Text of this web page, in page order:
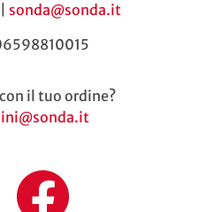
sonda@sonda.it
il tuo ordine?